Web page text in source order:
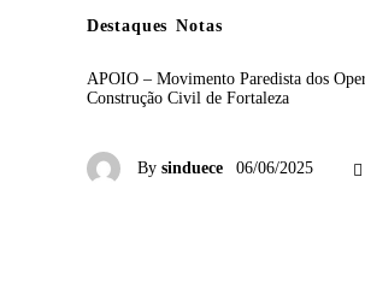
Destaques Notas
APOIO – Movimento Paredista dos
Construção Civil de Fortaleza
By sinduece 06/06/2025